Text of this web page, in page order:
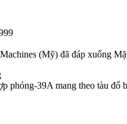
(Mỹ) đã đáp xuống
phóng-39A mang theo tàu